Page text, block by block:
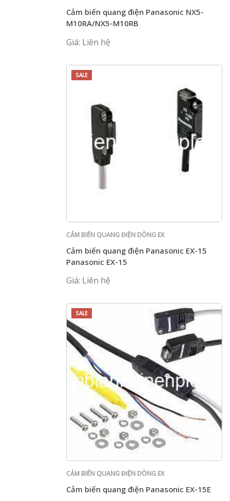
Cảm biến quang điện Panasonic NX5-
M10RA/NX5-M10RB
Giá: Liên hệ
SALE
CẢM BIẾN QUANG ĐIỆN DÒNG EX
Cảm biến quang điện Panasonic EX-15
Panasonic EX-15
Giá: Liên hệ
SALE
CẢM BIẾN QUANG ĐIỆN DÒNG EX
Cảm biến quang điện Panasonic EX-15E